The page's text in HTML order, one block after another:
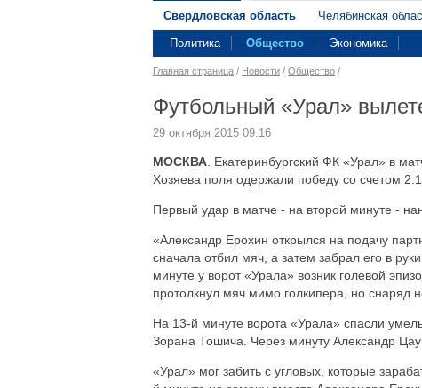
Свердловская область Челябинская
Политика Общество Экономика
Главная страница / Новости / Общество /
Футбольный «Урал»
29 октября 2015 09:16
МОСКВА . Екатеринбургский ФК «Урал» в
Хозяева поля одержали победу со счетом
Первый удар в матче - на второй минуте -
«Александр Ерохин открылся на подачу
сначала отбил мяч, а затем забрал его в
минуте у ворот «Урала» возник голевой
протолкнул мяч мимо голкипера, но снаряд
На 13-й минуте ворота «Урала» спасли
Зорана Тошича. Через минуту Александр
«Урал» мог забить с угловых, которые